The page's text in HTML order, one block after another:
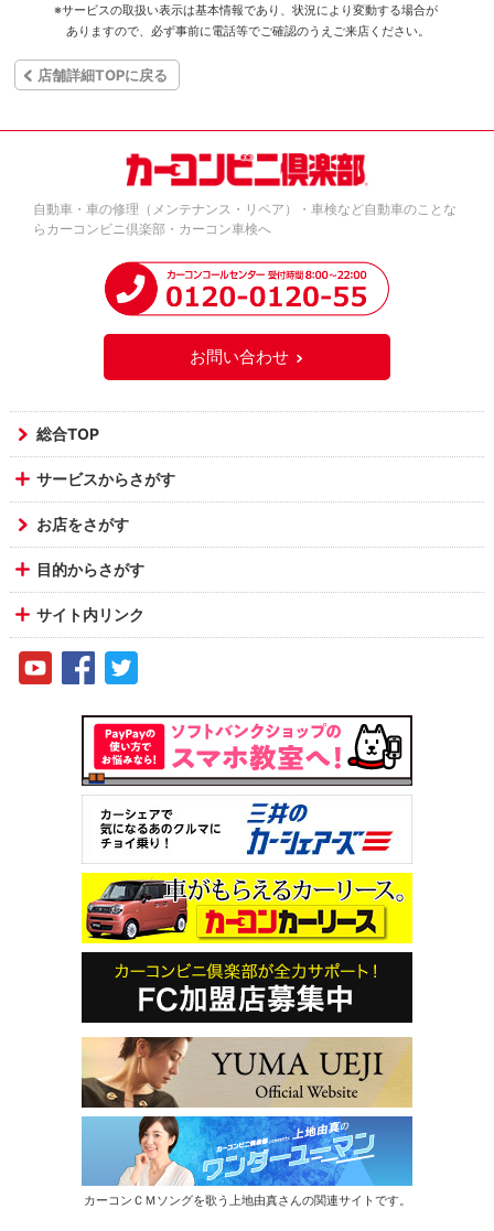
※サービスの取扱い表示は基本情報であり、状況により変動する場合が
ありますので、必ず事前に電話等でご確認のうえご来店ください。
店舗詳細TOPに戻る
自動車・車の修理（メンテナンス・リペア）・車検など自動車のことな
らカーコンビニ倶楽部・カーコン車検へ
お問い合わせ
総合TOP
サービスからさがす
お店をさがす
目的からさがす
サイト内リンク
カーコンＣＭソングを歌う上地由真さんの関連サイトです。